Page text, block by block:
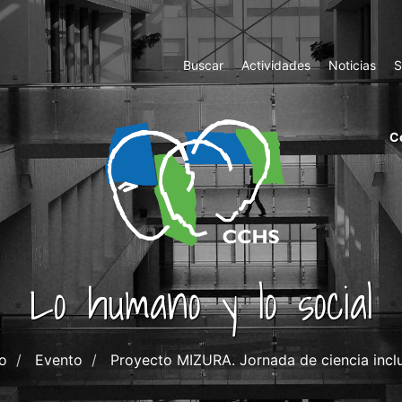
Top
Menu
Buscar Actividades Noticias
Lo humano y lo social
Evento Proyecto MIZURA. Jornada de ciencia